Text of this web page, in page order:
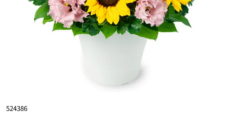
524386